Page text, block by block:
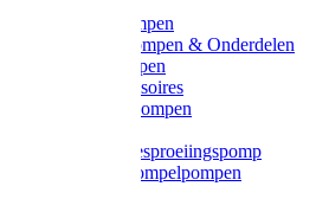
Leader pompen
Zwengelpompen & Onderdelen
Ebara pompen
Pompaccessoires
Excellent pompen
Gardena besproeiingspomp
Gardena dompelpompen